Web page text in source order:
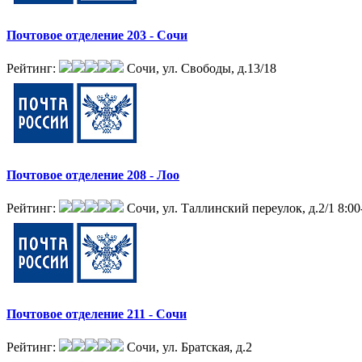
Почтовое отделение 203 - Сочи
Рейтинг: Сочи, ул. Свободы, д.13/18
Почтовое отделение 208 - Лоо
Рейтинг: Сочи, ул. Таллинский переулок, д.2/1
Почтовое отделение 211 - Сочи
Рейтинг: Сочи, ул. Братская, д.2